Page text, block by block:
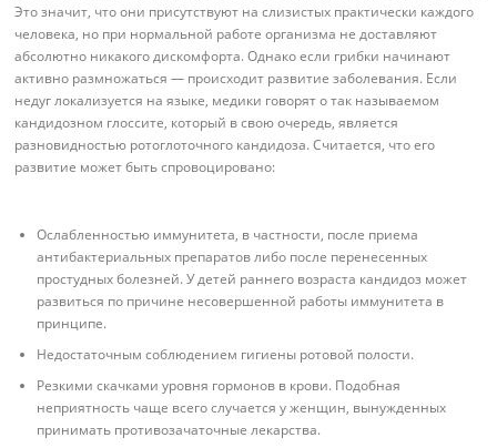
Это значит, что они присутствуют на слизистых практически каждого
человека, но при нормальной работе организма не доставляют
абсолютно никакого дискомфорта. Однако если грибки начинают
активно размножаться — происходит развитие заболевания. Если
недуг локализуется на языке, медики говорят о так называемом
кандидозном глоссите, который в свою очередь, является
разновидностью ротоглоточного кандидоза. Считается, что его
развитие может быть спровоцировано:
Ослабленностью иммунитета, в частности, после приема
антибактериальных препаратов либо после перенесенных
простудных болезней. У детей раннего возраста кандидоз может
развиться по причине несовершенной работы иммунитета в
принципе.
Недостаточным соблюдением гигиены ротовой полости.
Резкими скачками уровня гормонов в крови. Подобная
неприятность чаще всего случается у женщин, вынужденных
принимать противозачаточные лекарства.